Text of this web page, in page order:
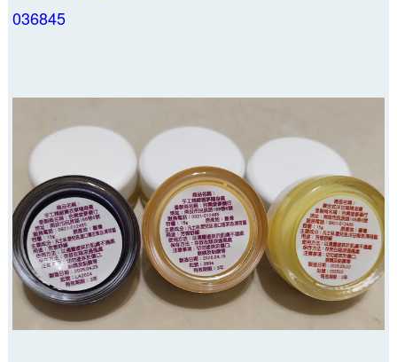
036845